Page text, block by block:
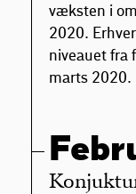
væksten i
2020.
niveauet fra
marts 2020.